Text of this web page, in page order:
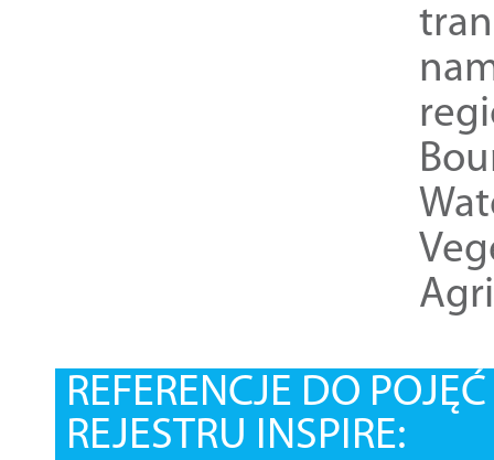
REFERENCJE DO
REJESTRU INSPIRE: